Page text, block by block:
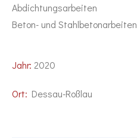
Abdichtungsarbeiten
Beton- und Stahlbetonarbeiten
Jahr: 2020
Ort: Dessau-Roßlau